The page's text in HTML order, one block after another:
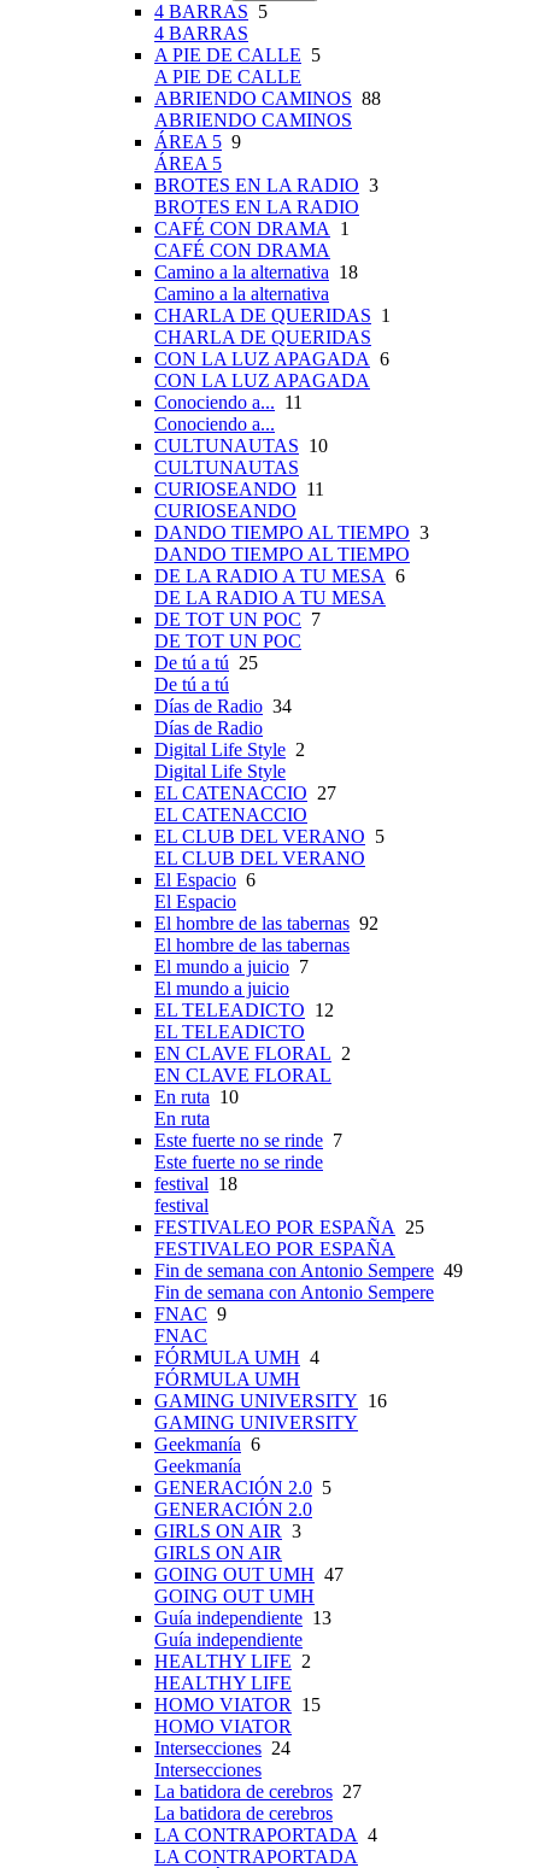
4 BARRAS 5
4 BARRAS
A PIE DE CALLE 5
A PIE DE CALLE
ABRIENDO CAMINOS 88
ABRIENDO CAMINOS
ÁREA 5 9
ÁREA 5
BROTES EN LA RADIO 3
BROTES EN LA RADIO
CAFÉ CON DRAMA
1
CAFÉ CON DRAMA
Camino a la alternativa 18
Camino a la alternativa
CHARLA DE QUERIDAS 1
CHARLA DE QUERIDAS
CON LA LUZ APAGADA 6
CON LA LUZ APAGADA
Conociendo a... 11
Conociendo a...
CULTUNAUTAS 10
CULTUNAUTAS
CURIOSEANDO 11
CURIOSEANDO
DANDO TIEMPO AL TIEMPO 3
DANDO TIEMPO AL TIEMPO
DE LA RADIO A TU MESA 6
DE LA RADIO A TU MESA
DE TOT UN POC 7
DE TOT UN POC
De tú a tú 25
De tú a tú
Días de Radio 34
Días de Radio
Digital Life Style 2
Digital Life Style
EL CATENACCIO 27
EL CATENACCIO
EL CLUB DEL VERANO 5
EL CLUB DEL VERANO
El Espacio 6
El Espacio
El hombre de las tabernas 92
El hombre de las tabernas
El mundo a juicio 7
El mundo a juicio
EL TELEADICTO 12
EL TELEADICTO
EN CLAVE FLORAL 2
EN CLAVE FLORAL
En ruta 10
En ruta
Este fuerte no se rinde 7
Este fuerte no se rinde
festival 18
festival
FESTIVALEO POR ESPAÑA
25
FESTIVALEO POR ESPAÑA
Fin de semana con Antonio Sempere 49
Fin de semana con Antonio Sempere
FNAC 9
FNAC
FÓRMULA UMH 4
FÓRMULA UMH
GAMING UNIVERSITY 16
GAMING UNIVERSITY
Geekmanía 6
Geekmanía
GENERACIÓN 2.0 5
GENERACIÓN 2.0
GIRLS ON AIR 3
GIRLS ON AIR
GOING OUT UMH 47
GOING OUT UMH
Guía independiente 13
Guía independiente
HEALTHY LIFE 2
HEALTHY LIFE
HOMO VIATOR
15
HOMO VIATOR
Intersecciones 24
Intersecciones
La batidora de cerebros 27
La batidora de cerebros
LA CONTRAPORTADA 4
LA CONTRAPORTADA